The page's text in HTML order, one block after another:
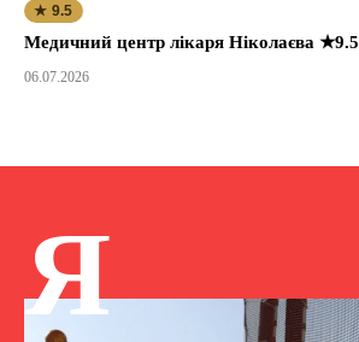
★ 9.5
Медичний центр лікаря Ніколаєва ★9.5
06.07.2026
Я